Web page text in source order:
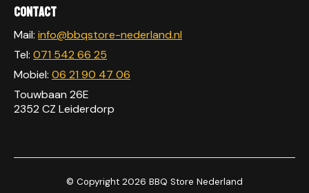
Contact
Mail: info@bbqstore-nederland.nl
Tel: 071 542 66 25
Mobiel: 06 21 90 47 06
Touwbaan 26E
2352 CZ Leiderdorp
© Copyright 2026 BBQ Store Nederland